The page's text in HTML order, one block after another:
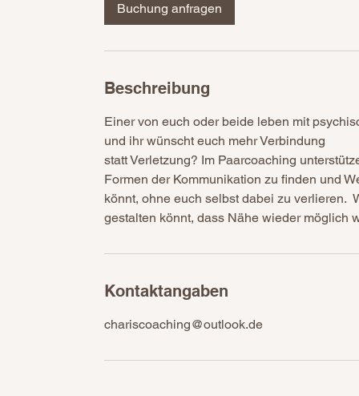
Buchung anfragen
Beschreibung
Einer von euch oder beide leben mit
und ihr wünscht euch mehr Verbindung
statt Verletzung? Im Paarcoaching
Formen der Kommunikation zu finden und
könnt, ohne euch selbst dabei zu verlieren.
gestalten könnt, dass Nähe wieder möglich
Kontaktangaben
chariscoaching@outlook.de